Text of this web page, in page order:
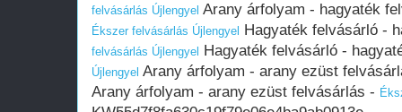
felvásárlás Újlengyel Arany árfolyam - hagyaték
Ékszer felvásárlás Újlengyel Hagyaték felvásárló -
felvásárlás Újlengyel Hagyaték felvásárló -
Újlengyel Arany árfolyam - arany ezüst
Arany árfolyam - arany ezüst felvásárlás -